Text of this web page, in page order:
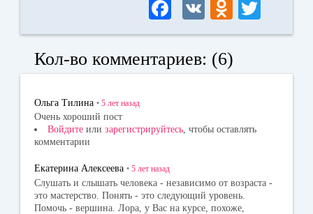
Fa
ce
bo
ok
V
K
O
dn
la
ki
wi
r
Кол-во комментариев: (6)
Ольга Тилина • 5 лет назад
Очень хороший пост
Войдите или зарегистрируйтесь, чтобы оставлять
комментарии
Екатерина Алексеева • 5 лет назад
Слушать и слышать человека - независимо от возраста -
это мастерство. Понять - это следующий уровень.
Помочь - вершина. Лора, у Вас на курсе, похоже,